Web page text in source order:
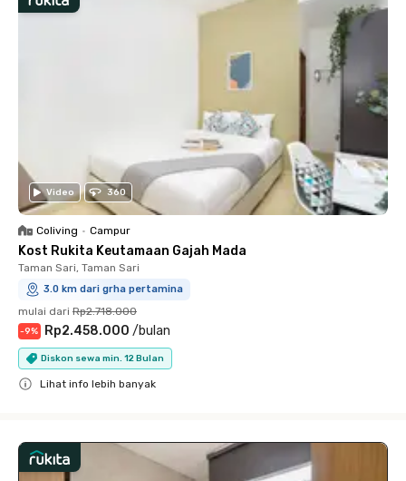
Video 360
Coliving • Campur
Kost Rukita Keutamaan Gajah Mada
Taman Sari, Taman Sari
3.0 km dari grha pertamina
mulai dari Rp2.718.000
-9% Rp2.458.000 /bulan
Diskon sewa min. 12 Bulan
Lihat info lebih banyak